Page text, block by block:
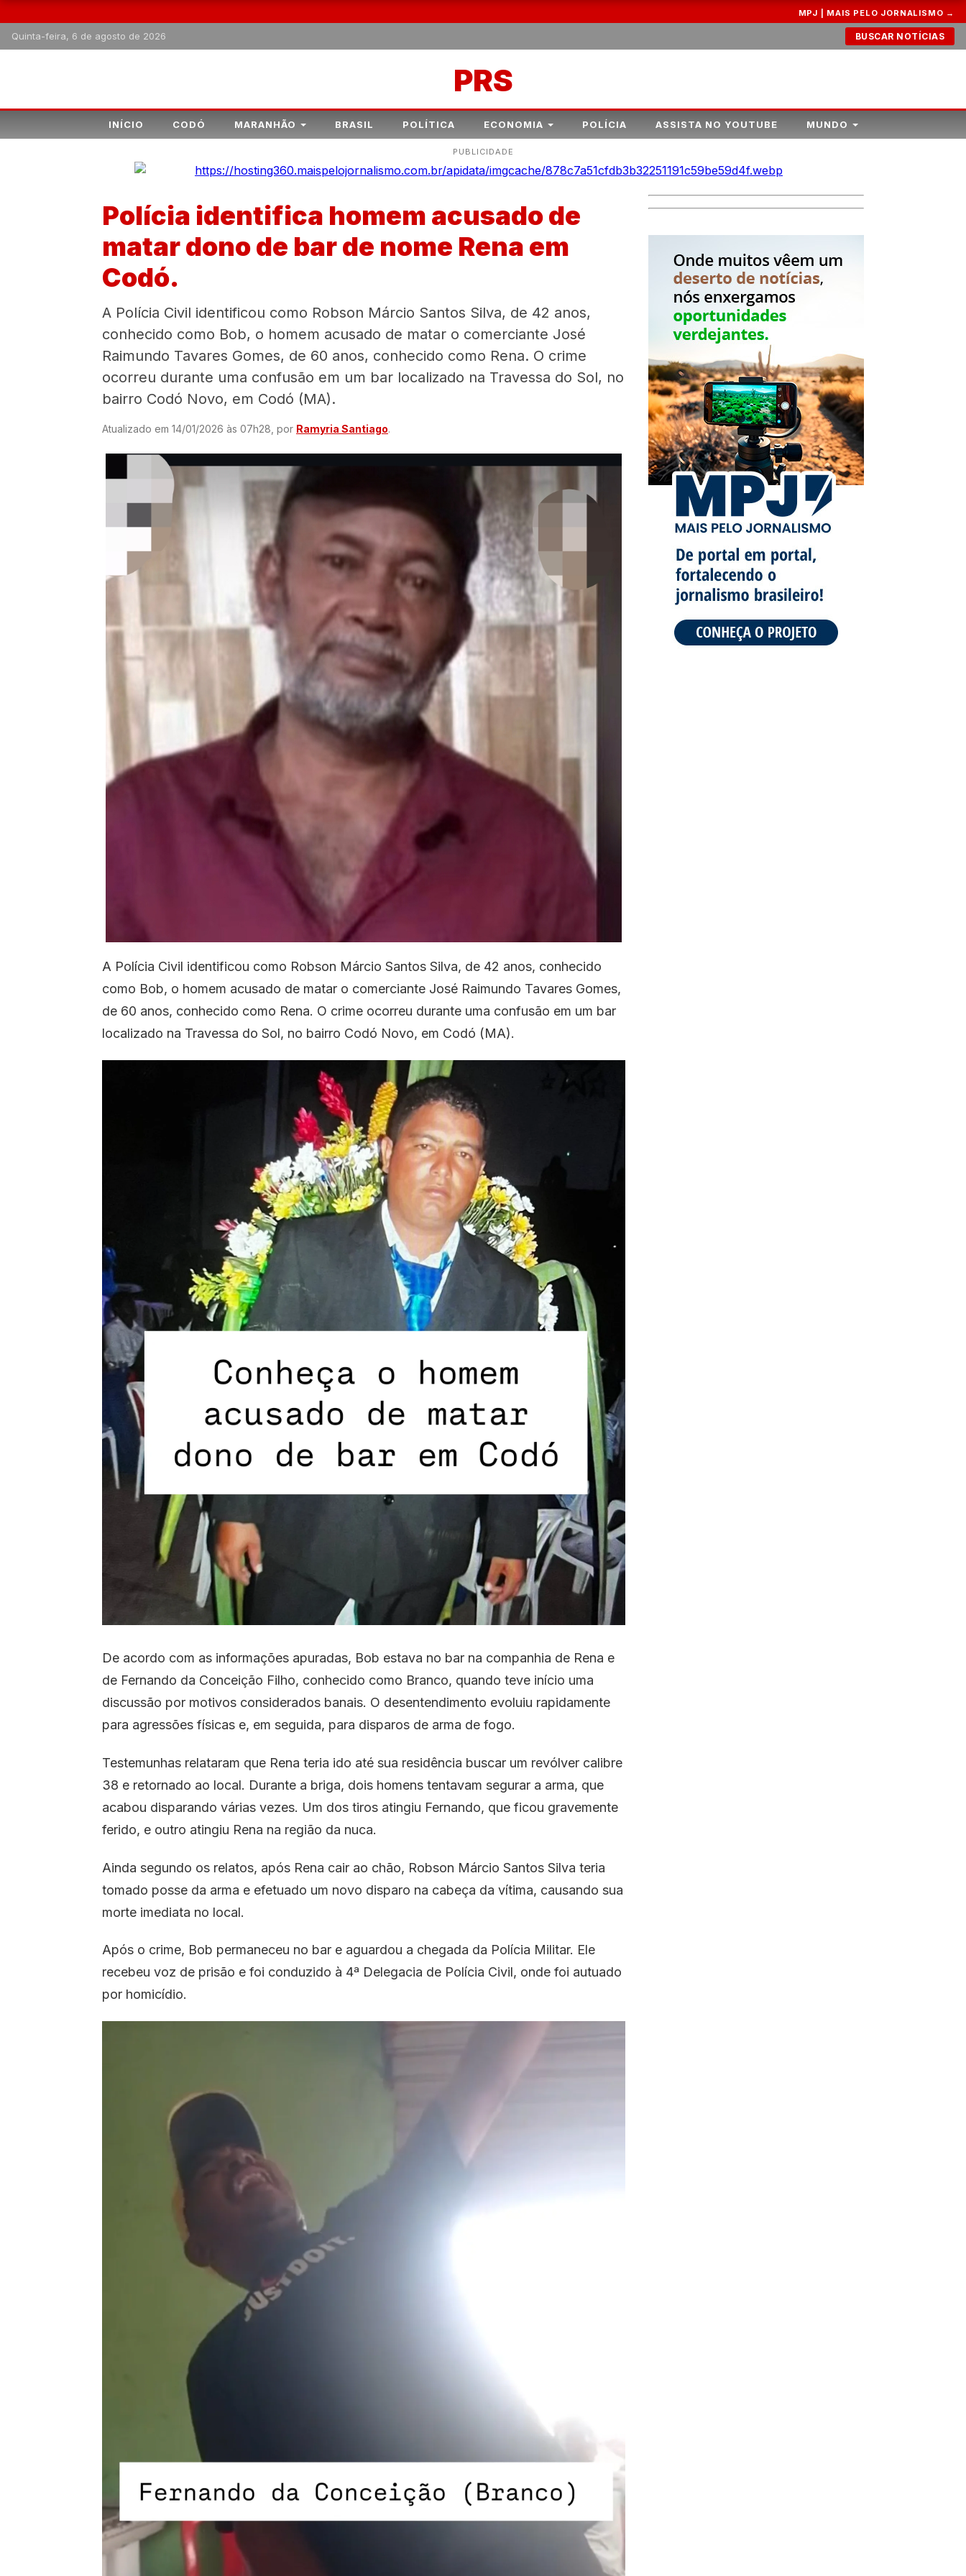
MPJ | MAIS PELO JORNALISMO →
Quinta-feira, 6 de agosto de 2026 BUSCAR NOTÍCIAS
PRS
INÍCIO CODÓ MARANHÃO BRASIL POLÍTICA ECONOMIA POLÍCIA ASSISTA NO YOUTUBE MUNDO
PUBLICIDADE
Polícia identifica homem acusado de
matar dono de bar de nome Rena em
Codó.
A Polícia Civil identificou como Robson Márcio Santos Silva, de 42 anos,
conhecido como Bob, o homem acusado de matar o comerciante José
Raimundo Tavares Gomes, de 60 anos, conhecido como Rena. O crime
ocorreu durante uma confusão em um bar localizado na Travessa do Sol, no
bairro Codó Novo, em Codó (MA).
Atualizado em 14/01/2026 às 07h28, por Ramyria Santiago.
A Polícia Civil identificou como Robson Márcio Santos Silva, de 42 anos, conhecido
como Bob, o homem acusado de matar o comerciante José Raimundo Tavares Gomes,
de 60 anos, conhecido como Rena. O crime ocorreu durante uma confusão em um bar
localizado na Travessa do Sol, no bairro Codó Novo, em Codó (MA).
De acordo com as informações apuradas, Bob estava no bar na companhia de Rena e
de Fernando da Conceição Filho, conhecido como Branco, quando teve início uma
discussão por motivos considerados banais. O desentendimento evoluiu rapidamente
para agressões físicas e, em seguida, para disparos de arma de fogo.
Testemunhas relataram que Rena teria ido até sua residência buscar um revólver calibre
38 e retornado ao local. Durante a briga, dois homens tentavam segurar a arma, que
acabou disparando várias vezes. Um dos tiros atingiu Fernando, que ficou gravemente
ferido, e outro atingiu Rena na região da nuca.
Ainda segundo os relatos, após Rena cair ao chão, Robson Márcio Santos Silva teria
tomado posse da arma e efetuado um novo disparo na cabeça da vítima, causando sua
morte imediata no local.
Após o crime, Bob permaneceu no bar e aguardou a chegada da Polícia Militar. Ele
recebeu voz de prisão e foi conduzido à 4ª Delegacia de Polícia Civil, onde foi autuado
por homicídio.